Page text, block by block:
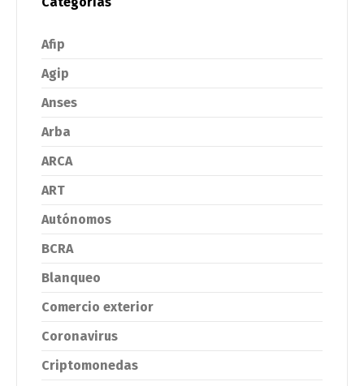
Afip
Agip
Anses
Arba
ARCA
ART
Autónomos
BCRA
Blanqueo
Comercio exterior
Coronavirus
Criptomonedas